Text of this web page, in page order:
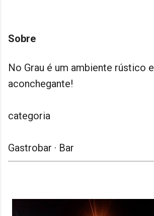
Sobre
No Grau é um ambiente rústico e
aconchegante!
categoria
Gastrobar · Bar